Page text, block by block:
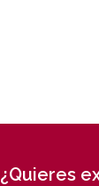
¿Quieres